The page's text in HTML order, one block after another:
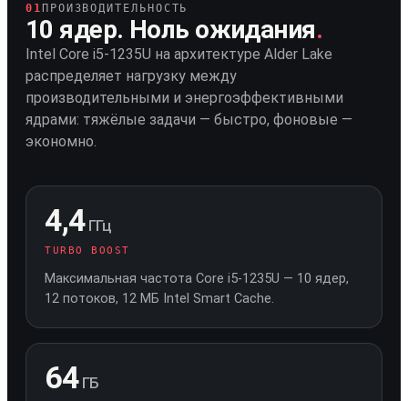
01 ПРОИЗВОДИТЕЛЬНОСТЬ
10 ядер. Ноль ожидания.
Intel Core i5-1235U на архитектуре Alder Lake
распределяет нагрузку между
производительными и энергоэффективными
ядрами: тяжёлые задачи — быстро, фоновые —
экономно.
4,4ГГц
TURBO BOOST
Максимальная частота Core i5-1235U — 10 ядер,
12 потоков, 12 МБ Intel Smart Cache.
64ГБ